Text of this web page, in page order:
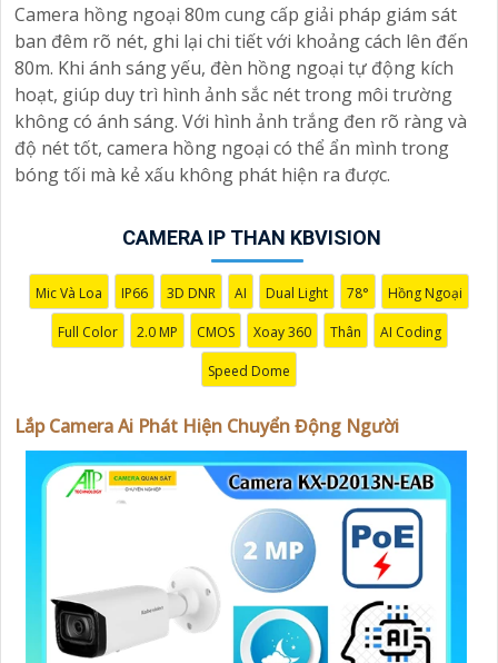
Camera hồng ngoại 80m cung cấp giải pháp giám sát
ban đêm rõ nét, ghi lại chi tiết với khoảng cách lên đến
80m. Khi ánh sáng yếu, đèn hồng ngoại tự động kích
hoạt, giúp duy trì hình ảnh sắc nét trong môi trường
không có ánh sáng. Với hình ảnh trắng đen rõ ràng và
độ nét tốt, camera hồng ngoại có thể ẩn mình trong
bóng tối mà kẻ xấu không phát hiện ra được.
CAMERA IP THAN KBVISION
Mic Và Loa IP66 3D DNR AI Dual Light 78° Hồng Ngoại
Full Color 2.0 MP CMOS Xoay 360 Thân AI Coding
Speed Dome
Lắp Camera Ai Phát Hiện Chuyển Động Người